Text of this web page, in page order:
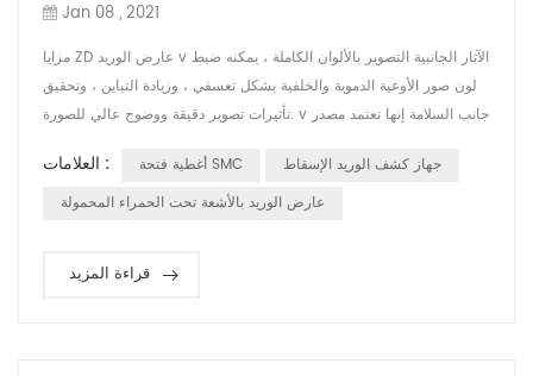
Jan 08 , 2021
مزايا ZD عارض الوريد v الآثار الجانبية التصوير بالألوان الكاملة ، يمكنه ضبط
لون صور الأوعية الدموية والخلفية بشكل تعسفي ، وزيادة التباين ، وتحقيق
تأثيرات تصوير دقيقة ووضوح عالي للصورة. v جانب السلامة إنها تعتمد مصدر
إيذاء عيون المستخدمين والمرضى. v جانب الأداء إنها تعتمد تقنية متقدمة
العلامات : أغطية فتحة SMC
جهاز كشف الوريد الإسقاط
عارض الوريد بالأشعة تحت الحمراء المحمولة
قراءة المزيد